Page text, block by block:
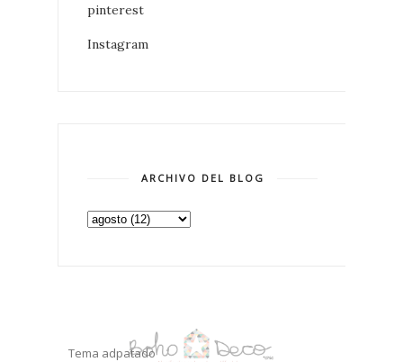
pinterest
Instagram
ARCHIVO DEL BLOG
Tema adpatado